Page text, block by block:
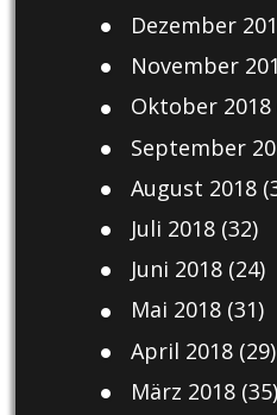
Dezember
November
Oktober 2018
September
August 2018
Juli 2018(32)
Juni 2018(24)
Mai 2018(31)
April 2018(29)
März 2018(35)